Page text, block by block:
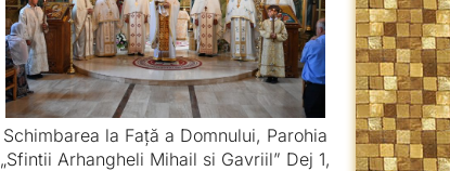
Schimbarea la Față a Domnului, Parohia
„Sfintii Arhangheli Mihail si Gavriil” Dej 1,